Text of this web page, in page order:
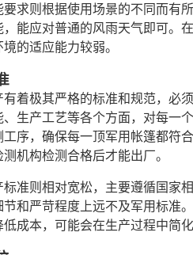
要求则根据使用场景的不同而有
能应对普通的风雨天气即可。
的适应能力较弱。
有着极其严格的标准和规范，必
生产工艺等各个方面，对每一
序，确保每一顶军用帐篷都符
机构检测合格后才能出厂。
标准则相对宽松，主要遵循国家
和严苛程度上远不及军用标准
成本，可能会在生产过程中简